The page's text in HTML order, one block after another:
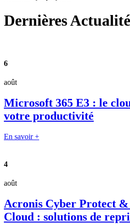
Dernières
6
août
Microsoft 365 E3 : le
votre productivité
En savoir +
4
août
Acronis Cyber Protect
Cloud : solutions de